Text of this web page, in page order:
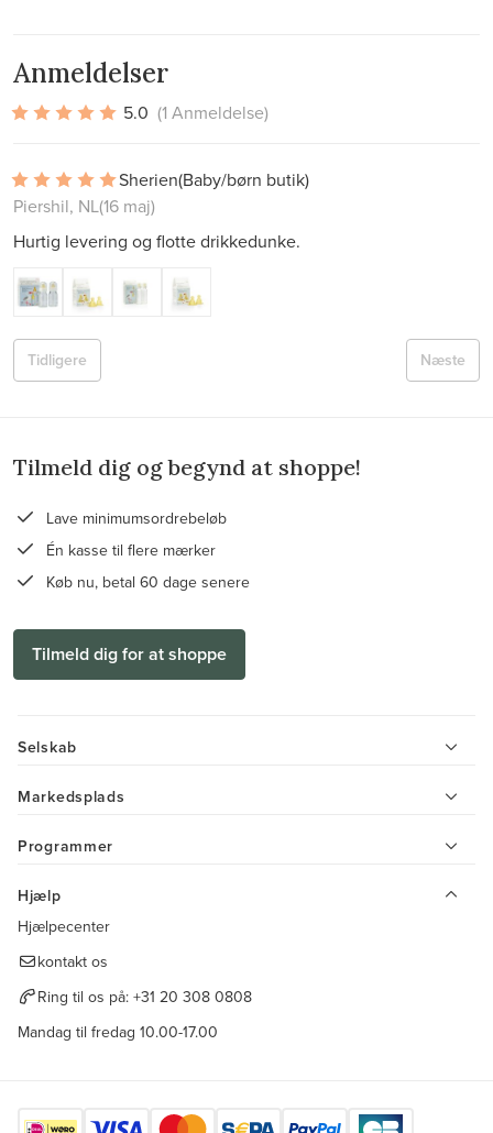
Anmeldelser
5.0 (1 Anmeldelse)
Sherien(Baby/børn butik)
Piershil, NL(16 maj)
Hurtig levering og flotte drikkedunke.
Næste
Tidligere
Tilmeld dig og begynd at shoppe!
Lave minimumsordrebeløb
Én kasse til flere mærker
Køb nu, betal 60 dage senere
Tilmeld dig for at shoppe
Selskab
Markedsplads
Programmer
Hjælp
Hjælpecenter
kontakt os
Ring til os på: +31 20 308 0808
Mandag til fredag 10.00-17.00